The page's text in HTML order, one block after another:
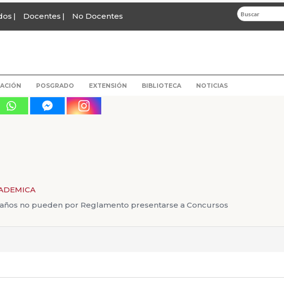
Docentes No Docentes
POSGRADO EXTENSIÓN BIBLIOTECA NOTICIAS
no pueden por Reglamento presentarse a Concursos